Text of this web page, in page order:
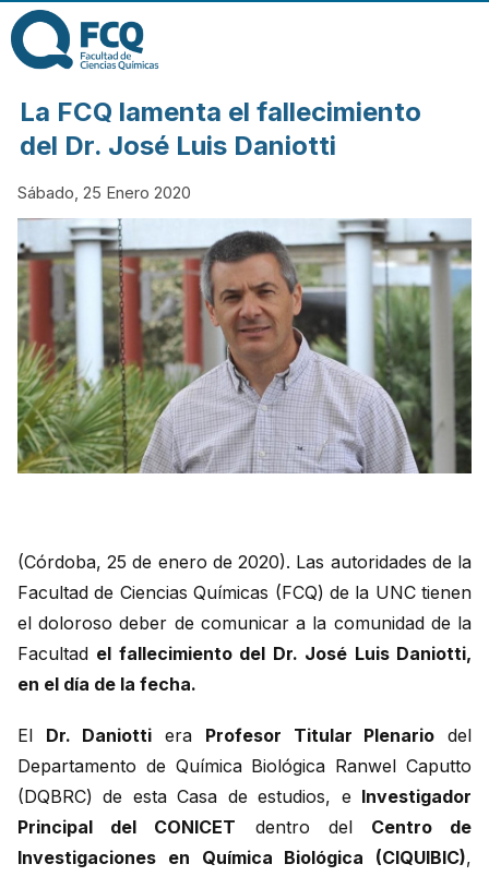
FACULTAD DE
CIENCIAS
QUÍMICAS DE
LA
UNIVERSIDAD
NACIONAL DE
CÓRDOBA
La FCQ lamenta el fallecimiento
del Dr. José Luis Daniotti
Sábado, 25 Enero 2020
(Córdoba, 25 de enero de 2020). Las autoridades de la
Facultad de Ciencias Químicas (FCQ) de la UNC tienen
el doloroso deber de comunicar a la comunidad de la
Facultad el fallecimiento del Dr. José Luis Daniotti,
en el día de la fecha.
El Dr. Daniotti era Profesor Titular Plenario del
Departamento de Química Biológica Ranwel Caputto
(DQBRC) de esta Casa de estudios, e Investigador
Principal del CONICET dentro del Centro de
Investigaciones en Química Biológica (CIQUIBIC),